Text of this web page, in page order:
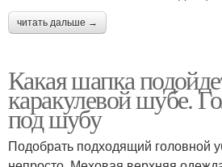
читать дальше →
Какая шапка
каракулевой шубе.
под шубу
Подобрать подходящий головной